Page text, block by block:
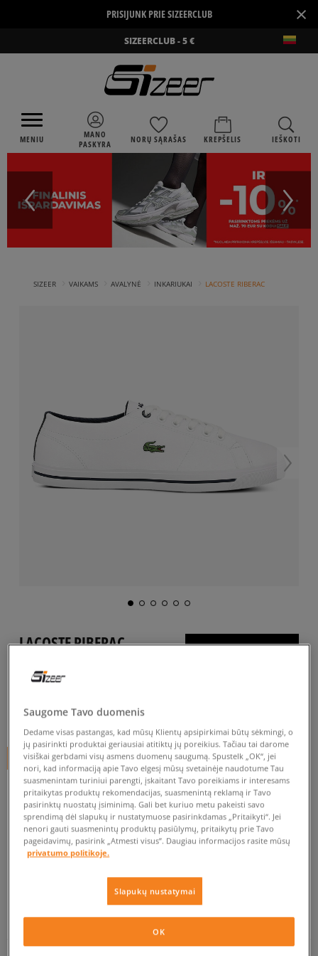
PRISIJUNK PRIE SIZEERCLUB ×
SIZEERCLUB - 5 €
MENIU
MANO
PASKYRA
NORŲ SĄRAŠAS KREPŠELIS IEŠKOTI
SIZEER VAIKAMS AVALYNĖ INKARIUKAI LACOSTE RIBERAC
LACOSTE RIBERAC
34€
+ 34 tšk.SizeerClub
Prekė neprieinama
Jei prekė vėl bus sandėlyje, gausi pranešimą iš mūsų.
34,5 20,9 cm Pranešti man
PATIKRINK PRIEINAMUMĄ PARDUOTUVĖJE
Saugome Tavo duomenis
Dedame visas pastangas, kad mūsų Klientų apsipirkimai būtų sėkmingi, o
jų pasirinkti produktai geriausiai atitiktų jų poreikius. Tačiau tai darome
visiškai gerbdami visų asmens duomenų saugumą. Spustelk „OK“, jei
nori, kad informaciją apie Tavo elgesį mūsų svetainėje naudotume Tau
suasmenintam turiniui parengti, įskaitant Tavo poreikiams ir interesams
pritaikytas produktų rekomendacijas, suasmenintą reklamą ir Tavo
pasirinktų nuostatų įsiminimą. Gali bet kuriuo metu pakeisti savo
sprendimą dėl slapukų ir nustatymuose pasirinkdamas „Pritaikyti“. Jei
nenori gauti suasmenintų produktų pasiūlymų, pritaikytų prie Tavo
pageidavimų, pasirink „Atmesti visus”. Daugiau informacijos rasite mūsų
privatumo politikoje.
Slapukų nustatymai
OK